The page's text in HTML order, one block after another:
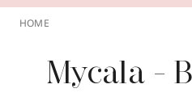
Behandlungen
Über YBPN
HOME
Mycala -